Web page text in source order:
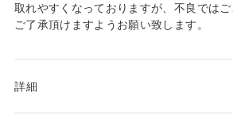
取れやすくなっておりますが、不良では
ご了承頂けますようお願い致します。
詳細